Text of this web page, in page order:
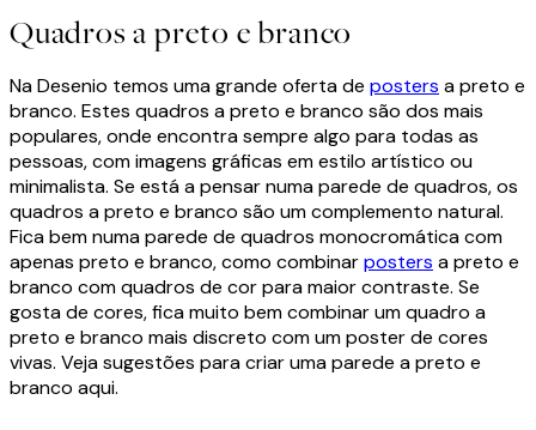
Quadros a preto e branco
Na Desenio temos uma grande oferta de posters a preto e
branco. Estes quadros a preto e branco são dos mais
populares, onde encontra sempre algo para todas as
pessoas, com imagens gráficas em estilo artístico ou
minimalista. Se está a pensar numa parede de quadros, os
quadros a preto e branco são um complemento natural.
Fica bem numa parede de quadros monocromática com
apenas preto e branco, como combinarposters a preto e
branco com quadros de cor para maior contraste. Se
gosta de cores, fica muito bem combinar um quadro a
preto e branco mais discreto com um poster de cores
vivas. Veja sugestões para criar uma parede a preto e
branco aqui.